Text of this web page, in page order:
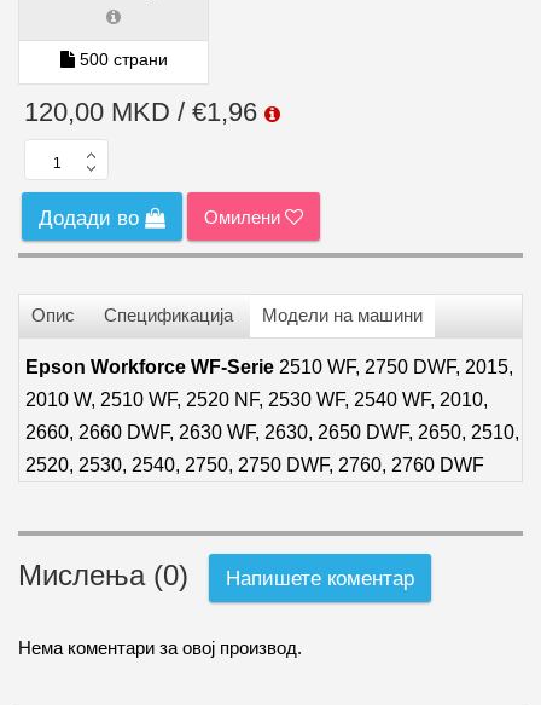
500 страни
120,00 MKD / €1,96
Додади во Омилени
Опис Спецификација Модели на машини
Epson Workforce WF-Serie 2510 WF, 2750 DWF, 2015,
2010 W, 2510 WF, 2520 NF, 2530 WF, 2540 WF, 2010,
2660, 2660 DWF, 2630 WF, 2630, 2650 DWF, 2650, 2510,
2520, 2530, 2540, 2750, 2750 DWF, 2760, 2760 DWF
Мислења (0) Напишете коментар
Нема коментари за овој производ.